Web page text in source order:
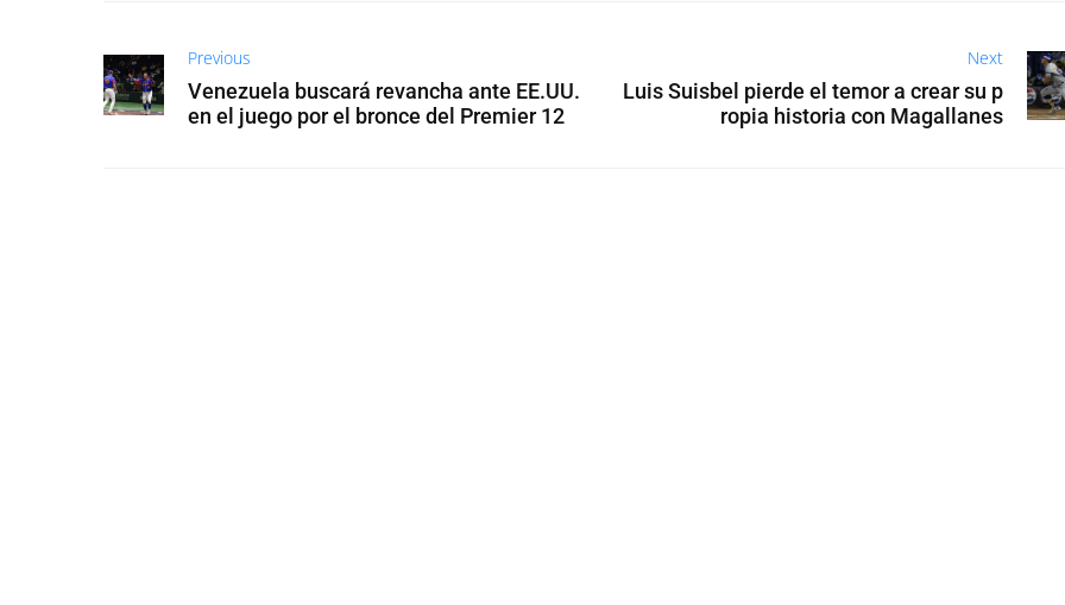
Previous
Venezuela buscará revancha ante EE.UU.
en el juego por el bronce del Premier 12
Next
Luis Suisbel pierde el temor a crear su p
ropia historia con Magallanes